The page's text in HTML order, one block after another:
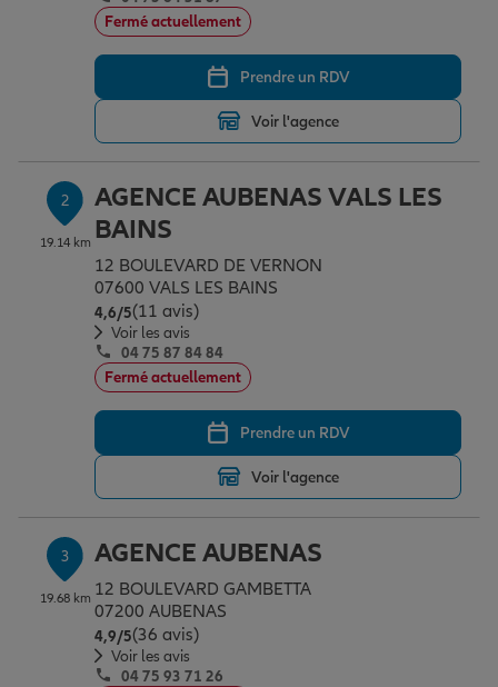
Assurance emprunteur
Prévoyance et dépendance
Assurance animal de compagnie
Protection de la famille
Protection juridique
Épargne & retraite
Plan épargne retraite
Placements financiers
Investissements immobiliers
Transmission
Vos projets
Déménager
Changer de voiture
Départ à la retraite
Préparer l’avenir
Outre-mer
Assurance auto
Assurance habitation
Le Pack Famille
Garantie des accidents de la vie
Assurance scolaire
Professionnels
Allianz en France
Fermé actuellement
Prendre un RDV
Voir l'agence
2
19.14 km
AGENCE AUBENAS VALS LES
BAINS
12 BOULEVARD DE VERNON
07600 VALS LES BAINS
4,6/5Note de 4.6 sur 5
(11 avis)
Voir les avis
04 75 87 84 84
Fermé actuellement
Prendre un RDV
Voir l'agence
3
19.68 km
AGENCE AUBENAS
12 BOULEVARD GAMBETTA
07200 AUBENAS
4,9/5Note de 4.9 sur 5
(36 avis)
Voir les avis
04 75 93 71 26